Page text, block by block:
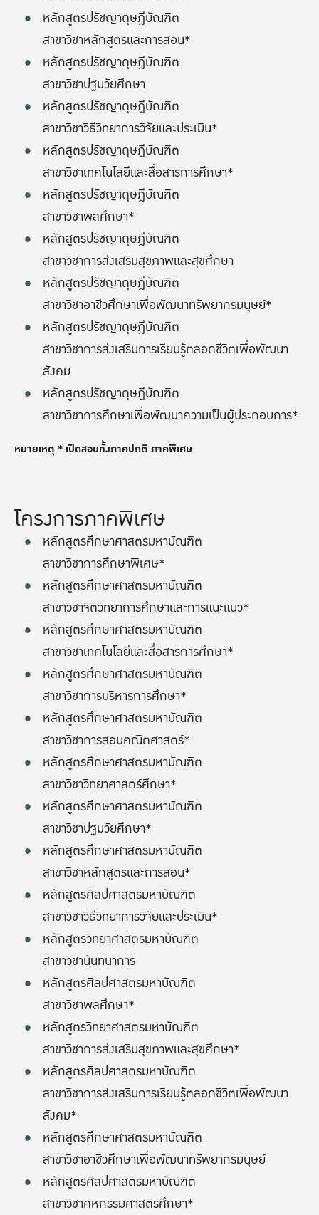
โครงการภาคพิเศษ
หลักสูตรศึกษาศาสตรมหาบัณฑิต
สาขาวิชาการศึกษาพิเศษ*
หลักสูตรศึกษาศาสตรมหาบัณฑิต
สาขาวิชาจิตวิทยาการศึกษาและการแนะแนว*
หลักสูตรศึกษาศาสตรมหาบัณฑิต
สาขาวิชาเทคโนโลยีและสื่อสารการศึกษา*
หลักสูตรศึกษาศาสตรมหาบัณฑิต
สาขาวิชาการบริหารการศึกษา*
หลักสูตรศึกษาศาสตรมหาบัณฑิต
สาขาวิชาการสอนคณิตศาสตร์*
หลักสูตรศึกษาศาสตรมหาบัณฑิต
สาขาวิชาวิทยาศาสตร์ศึกษา*
หลักสูตรศึกษาศาสตรมหาบัณฑิต
สาขาวิชาปฐมวัยศึกษา*
หลักสูตรศึกษาศาสตรมหาบัณฑิต
สาขาวิชาหลักสูตรและการสอน*
หลักสูตรศิลปศาสตรมหาบัณฑิต
สาขาวิชาวิธีวิทยาการวิจัยและประเมิน*
หลักสูตรวิทยาศาสตรมหาบัณฑิต
สาขาวิชานันทนาการ
หลักสูตรศิลปศาสตรมหาบัณฑิต
สาขาวิชาพลศึกษา*
หลักสูตรวิทยาศาสตรมหาบัณฑิต
สาขาวิชาการส่งเสริมสุขภาพและสุขศึกษา*
หลักสูตรศิลปศาสตรมหาบัณฑิต
สาขาวิชาการส่งเสริมการเรียนรู้ตลอดชีวิตเพื่อพัฒนา
สังคม*
หลักสูตรศึกษาศาสตรมหาบัณฑิต
สาขาวิชาอาชีวศึกษาเพื่อพัฒนาทรัพยากรมนุษย์
หลักสูตรศิลปศาสตรมหาบัณฑิต
สาขาวิชาคหกรรมศาสตรศึกษา*
หลักสูตรปรัชญาดุษฎีบัณฑิต
สาขาวิชาหลักสูตรและการสอน*
หลักสูตรปรัชญาดุษฎีบัณฑิต
สาขาวิชาปฐมวัยศึกษา
หลักสูตรปรัชญาดุษฎีบัณฑิต
สาขาวิชาวิธีวิทยาการวิจัยและประเมิน*
หลักสูตรปรัชญาดุษฎีบัณฑิต
สาขาวิชาเทคโนโลยีและสื่อสารการศึกษา*
หลักสูตรปรัชญาดุษฎีบัณฑิต
สาขาวิชาพลศึกษา*
หลักสูตรปรัชญาดุษฎีบัณฑิต
สาขาวิชาการส่งเสริมสุขภาพและสุขศึกษา
หลักสูตรปรัชญาดุษฎีบัณฑิต
สาขาวิชาอาชีวศึกษาเพื่อพัฒนาทรัพยากรมนุษย์*
หลักสูตรปรัชญาดุษฎีบัณฑิต
สาขาวิชาการส่งเสริมการเรียนรู้ตลอดชีวิตเพื่อพัฒนา
สังคม
หลักสูตรปรัชญาดุษฎีบัณฑิต
สาขาวิชาการศึกษาเพื่อพัฒนาความเป็นผู้ประกอบการ*
หมายเหตุ * เปิดสอนทั้งภาคปกติ ภาคพิเศษ